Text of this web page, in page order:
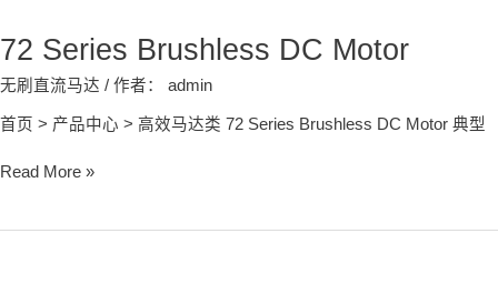
72 Series Brushless DC Motor
无刷直流马达 / 作者： admin
首页 > 产品中心 > 高效马达类 72 Series Brushless DC Motor 典型
Read More »